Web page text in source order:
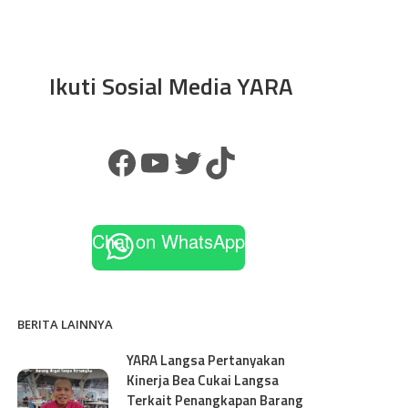
Ikuti Sosial Media YARA
Chat on WhatsApp
BERITA LAINNYA
YARA Langsa Pertanyakan
Kinerja Bea Cukai Langsa
Terkait Penangkapan Barang